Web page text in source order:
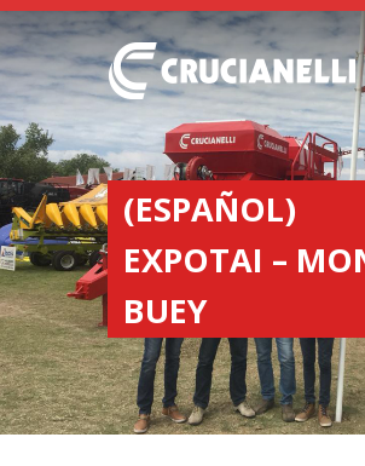
(ESPAÑOL)
EXPOTAI –
BUEY
SEEDERS
FERTILIZER
SPREADERS
ABOUT US
DEALERSHIPS
NEWS
COMPANY
CONTACT